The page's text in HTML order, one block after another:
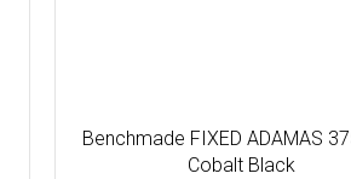
Benchmade FIXED ADAMAS
Cobalt Black